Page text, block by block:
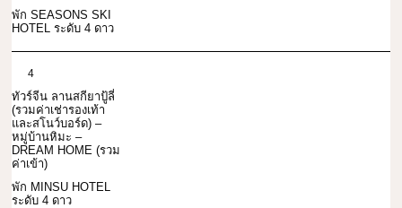
พัก SEASONS SKI
HOTEL ระดับ 4 ดาว
4
ทัวร์จีน ลานสกียาปู้ลี่
(รวมค่าเช่ารองเท้า
และสโนว์บอร์ด) –
หมู่บ้านหิมะ –
DREAM HOME (รวม
ค่าเข้า)
พัก MINSU HOTEL
ระดับ 4 ดาว